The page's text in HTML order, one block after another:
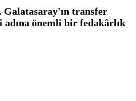
Galatasaray'ın transfer
adına önemli bir fedakârlık